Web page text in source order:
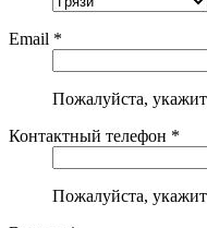
Email *
Пожалуйста,
Контактный телефон *
Пожалуйста,